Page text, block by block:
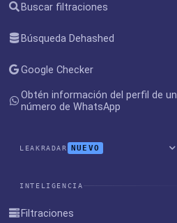
Buscar filtraciones
Búsqueda Dehashed
Google Checker
Obtén información del perfil de un
número de WhatsApp
LEAKRADAR NUEVO
INTELIGENCIA
Filtraciones